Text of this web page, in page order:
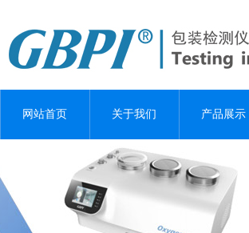
网站首页 关于我们 产品展示